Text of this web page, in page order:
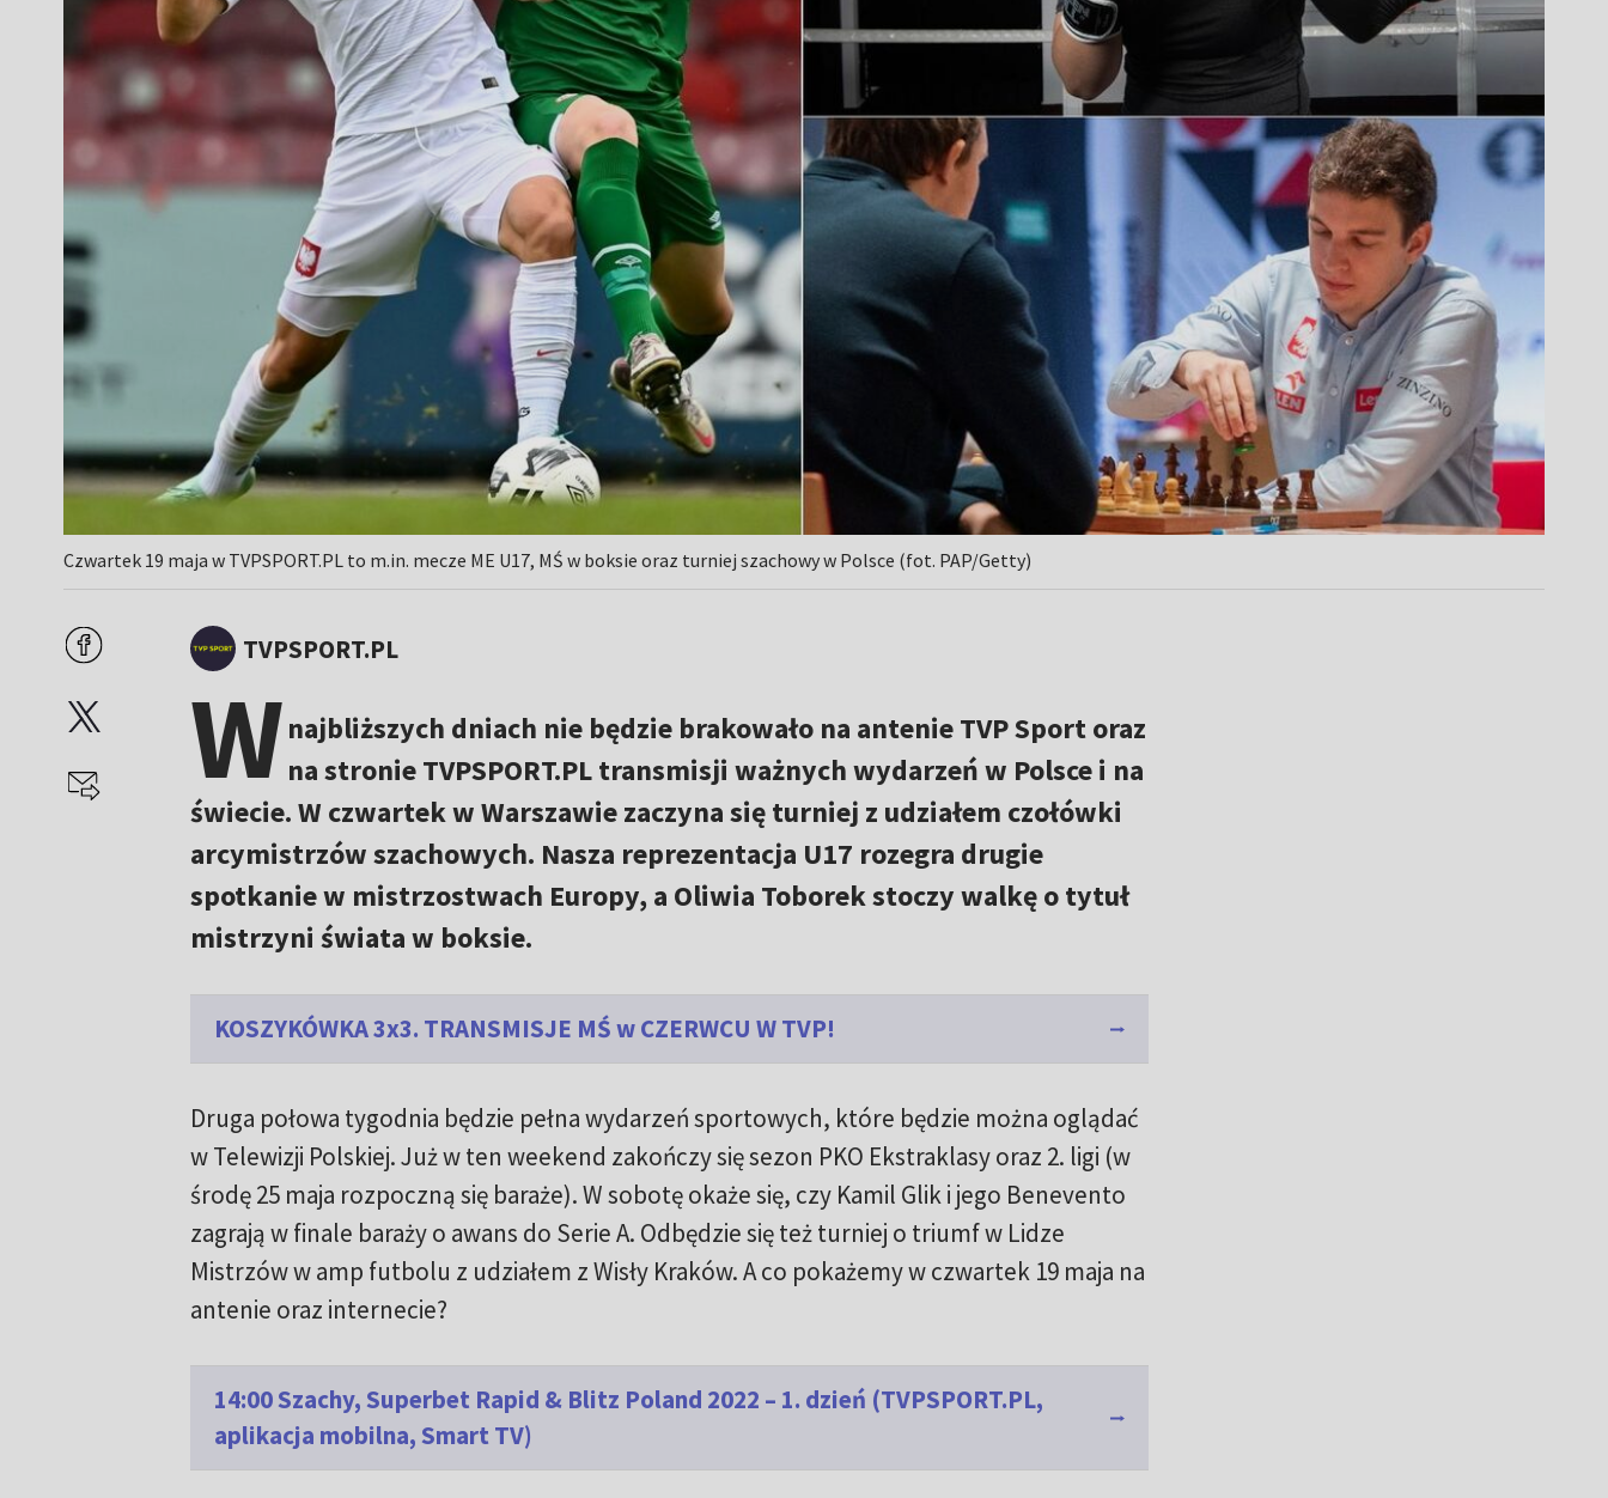
Czwartek 19 maja w TVPSPORT.PL to m.in. mecze ME U17, MŚ w boksie oraz turniej szachowy w Polsce (fot. PAP/Getty)
TVPSPORT.PL
Wnajbliższych dniach nie będzie brakowało na antenie TVP Sport oraz
na stronie TVPSPORT.PL transmisji ważnych wydarzeń w Polsce i na
świecie. W czwartek w Warszawie zaczyna się turniej z udziałem czołówki
arcymistrzów szachowych. Nasza reprezentacja U17 rozegra drugie
spotkanie w mistrzostwach Europy, a Oliwia Toborek stoczy walkę o tytuł
mistrzyni świata w boksie.
KOSZYKÓWKA 3x3. TRANSMISJE MŚ w CZERWCU W TVP!
Druga połowa tygodnia będzie pełna wydarzeń sportowych, które będzie można oglądać
w Telewizji Polskiej. Już w ten weekend zakończy się sezon PKO Ekstraklasy oraz 2. ligi (w
środę 25 maja rozpoczną się baraże). W sobotę okaże się, czy Kamil Glik i jego Benevento
zagrają w finale baraży o awans do Serie A. Odbędzie się też turniej o triumf w Lidze
Mistrzów w amp futbolu z udziałem z Wisły Kraków. A co pokażemy w czwartek 19 maja na
antenie oraz internecie?
14:00 Szachy, Superbet Rapid & Blitz Poland 2022 – 1. dzień (TVPSPORT.PL,
aplikacja mobilna, Smart TV)